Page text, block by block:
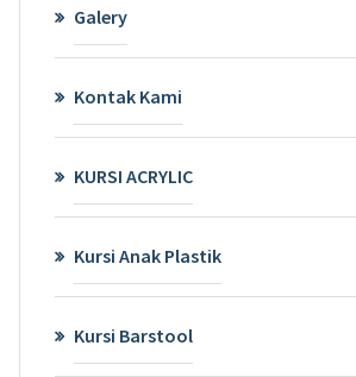
Galery
Kontak Kami
KURSI ACRYLIC
Kursi Anak Plastik
Kursi Barstool